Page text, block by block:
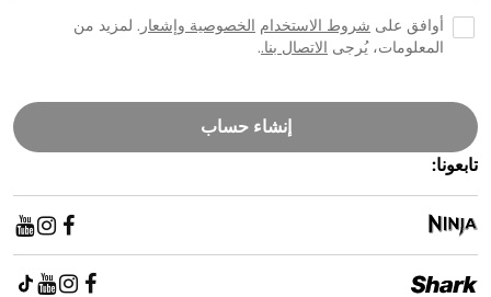
أوافق على شروط الاستخدام الخصوصية وإشعار . لمزيد من
المعلومات، يُرجى الاتصال بنا..
إنشاء حساب
تابعونا: